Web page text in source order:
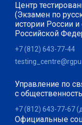
Центр
(Экзамен по
истории России
Российской
+7 (812) 643-77-44
Управление по
с
+7 (812) 643-77-67
Официальные